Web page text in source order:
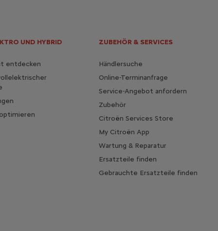
UND HYBRID
entdecken
ZUBEHÖR & SERVICES
Händlersuche
Online-Terminanfrage
Service-Angebot anfordern
Zubehör
Citroën Services Store
My Citroën App
Wartung & Reparatur
Ersatzteile finden
Gebrauchte Ersatzteile finden